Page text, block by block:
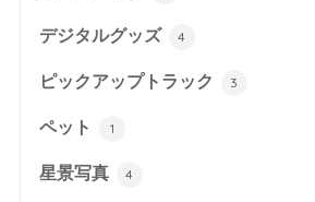
デジタルグッズ 4
ピックアップトラック 3
ペット 1
星景写真 4